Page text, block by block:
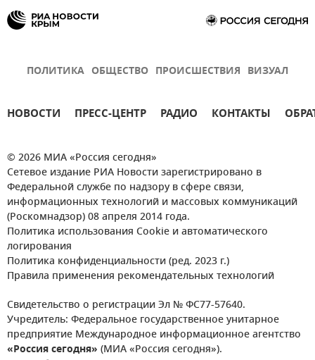
ПОЛИТИКА ОБЩЕСТВО ПРОИСШЕСТВИЯ ВИЗУАЛ
НОВОСТИ ПРЕСС-ЦЕНТР РАДИО КОНТАКТЫ
© 2026 МИА «Россия сегодня»
Сетевое издание РИА Новости зарегистрировано в
Федеральной службе по надзору в сфере связи,
информационных технологий и массовых коммуникаций
(Роскомнадзор) 08 апреля 2014 года.
Политика использования Cookie и автоматического
логирования
Политика конфиденциальности (ред. 2023 г.)
Правила применения рекомендательных технологий
Свидетельство о регистрации Эл № ФС77-57640.
Учредитель: Федеральное государственное унитарное
предприятие Международное информационное агентство
«Россия сегодня» (МИА «Россия сегодня»).